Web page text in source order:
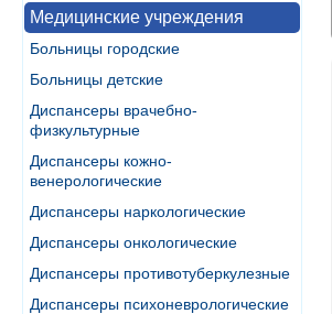
Медицинские учреждения
Больницы городские
Больницы детские
Диспансеры врачебно-
физкультурные
Диспансеры кожно-
венерологические
Диспансеры наркологические
Диспансеры онкологические
Диспансеры противотуберкулезные
Диспансеры психоневрологические